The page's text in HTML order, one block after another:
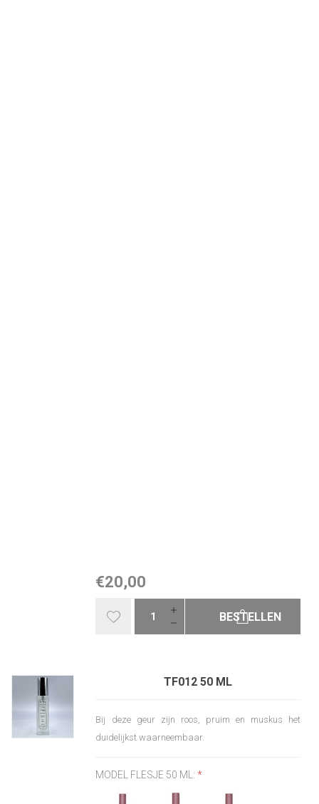
€20,00
BESTELLEN
TF012 50 ML
Bij deze geur zijn roos, pruim en muskus het
duidelijkst waarneembaar.
MODEL FLESJE 50 ML:*